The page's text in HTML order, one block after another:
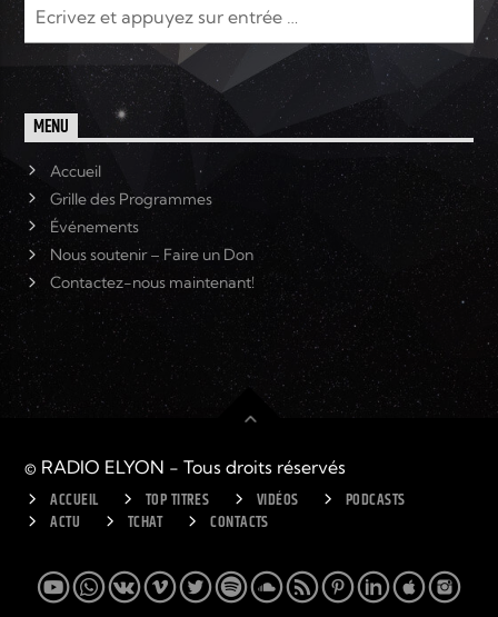
MENU
Accueil
Grille des Programmes
Événements
Nous soutenir – Faire un Don
Contactez-nous maintenant!
© RADIO ELYON - Tous droits réservés
ACCUEIL TOP TITRES VIDÉOS
PODCASTS
ACTU
TCHAT CONTACTS